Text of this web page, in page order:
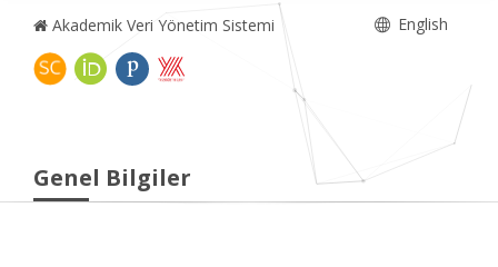
Akademik Veri Yönetim Sistemi English
Genel Bilgiler